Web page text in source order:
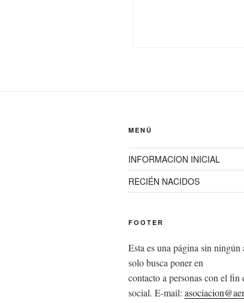
MENÚ
INFORMACION INICIAL
RECIÉN NACIDOS
FOOTER
Esta es una página sin
solo busca poner en
contacto a personas con el fin
social. E-mail: